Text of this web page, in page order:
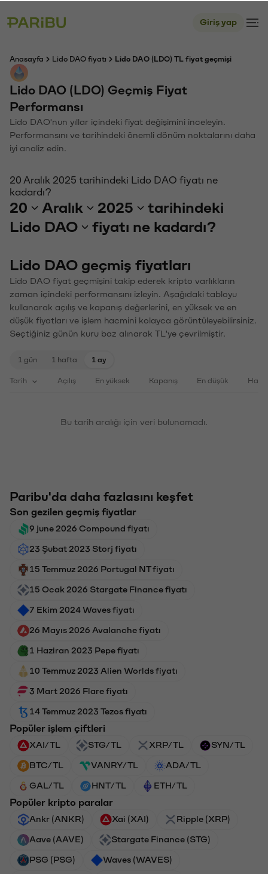
Giriş yap
Anasayfa Lido DAO fiyatı Lido DAO (LDO) TL fiyat geçmişi
Lido DAO (LDO) Geçmiş Fiyat
Performansı
Lido DAO'nun yıllar içindeki fiyat değişimini inceleyin.
Performansını ve tarihindeki önemli dönüm noktalarını daha
iyi analiz edin.
20 Aralık 2025 tarihindeki Lido DAO fiyatı ne
kadardı?
20 Aralık 2025
tarihindeki
Lido DAO
fiyatı ne kadardı?
Lido DAO geçmiş fiyatları
Lido DAO fiyat geçmişini takip ederek kripto varlıkların
zaman içindeki performansını izleyin. Aşağıdaki tabloyu
kullanarak açılış ve kapanış değerlerini, en yüksek ve en
düşük fiyatları ve işlem hacmini kolayca görüntüleyebilirsiniz.
Seçtiğiniz günün kuru baz alınarak TL'ye çevrilmiştir.
1 gün 1 hafta 1 ay
Tarih Açılış En yüksek Kapanış En düşük
Bu tarih aralığı için veri bulunamadı.
Paribu'da daha fazlasını keşfet
Son gezilen geçmiş fiyatlar
9 june 2026 Compound fiyatı
23 Şubat 2023 Storj fiyatı
15 Temmuz 2026 Portugal NT fiyatı
15 Ocak 2026 Stargate Finance fiyatı
7 Ekim 2024 Waves fiyatı
26 Mayıs 2026 Avalanche fiyatı
1 Haziran 2023 Pepe fiyatı
10 Temmuz 2023 Alien Worlds fiyatı
3 Mart 2026 Flare fiyatı
14 Temmuz 2023 Tezos fiyatı
Popüler işlem çiftleri
XAI/TL STG/TL XRP/TL SYN/TL
BTC/TL VANRY/TL ADA/TL
GAL/TL HNT/TL ETH/TL
Popüler kripto paralar
Ankr (ANKR) Xai (XAI) Ripple (XRP)
Aave (AAVE) Stargate Finance (STG)
PSG (PSG) Waves (WAVES)